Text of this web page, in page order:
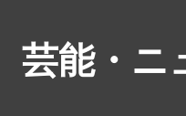
芸能・ニ